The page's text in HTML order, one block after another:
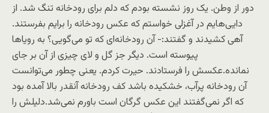
دور از وطن. یک روز نشسته بودم که دلم برای رودخانه تنگ شد. از
دایی‌هایم در آغزلی خواستم که عکس رودخانه را برایم بفرستند.
آهی کشیدند و گفتند:- آن رودخانه‌ای که تو می‌گویی؟ به رویاها
پیوسته است. دیگر جز گل و لای چیزی از آن بر جای
نمانده.عکسش را فرستادند. حیرت کردم. یعنی چطور می‌توانست
آن رودخانه پرآب، خشکیده باشد کف رودخانه آنقدر بالا آمده بود
که اگر نمی‌گفتند این عکس گرگان است باورم نمی‌شد.دلیلش را